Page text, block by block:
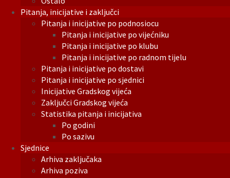
Pitanja, inicijative i zaključci
Pitanja i inicijative po podnosiocu
Pitanja i inicijative po vijećniku
Pitanja i inicijative po klubu
Pitanja i inicijative po radnom tijelu
Pitanja i inicijative po dostavi
Pitanja i inicijative po sjednici
Inicijative Gradskog vijeća
Zaključci Gradskog vijeća
Statistika pitanja i inicijativa
Po godini
Po sazivu
Sjednice
Arhiva zaključaka
Arhiva poziva